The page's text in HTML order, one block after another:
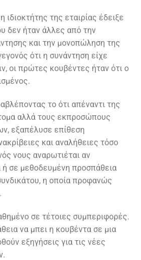
της εταιρίας έδειξε
δεν ήταν άλλες από την
και την μονοπώληση της
ότι η συνάντηση είχε
οι πρώτες κουβέντες ήταν ότι ο
το ότι απέναντι της
αλλά τους εκπροσώπους
εξαπέλυσε επίθεση
και αναλήθειες τόσο
νους αναρωτιέται αν
ή σε μεθοδευμένη προσπάθεια
η οποία προφανώς
σε τέτοιες συμπεριφορές.
να μπει η κουβέντα σε μια
εξηγήσεις για τις νέες